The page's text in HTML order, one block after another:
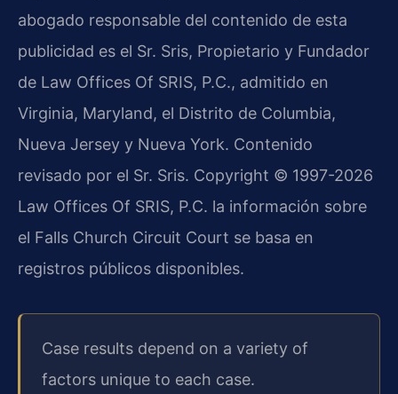
abogado responsable del contenido de esta
publicidad es el Sr. Sris, Propietario y Fundador
de Law Offices Of SRIS, P.C., admitido en
Virginia, Maryland, el Distrito de Columbia,
Nueva Jersey y Nueva York. Contenido
revisado por el Sr. Sris. Copyright © 1997-2026
Law Offices Of SRIS, P.C. la información sobre
el Falls Church Circuit Court se basa en
registros públicos disponibles.
Case results depend on a variety of
factors unique to each case.